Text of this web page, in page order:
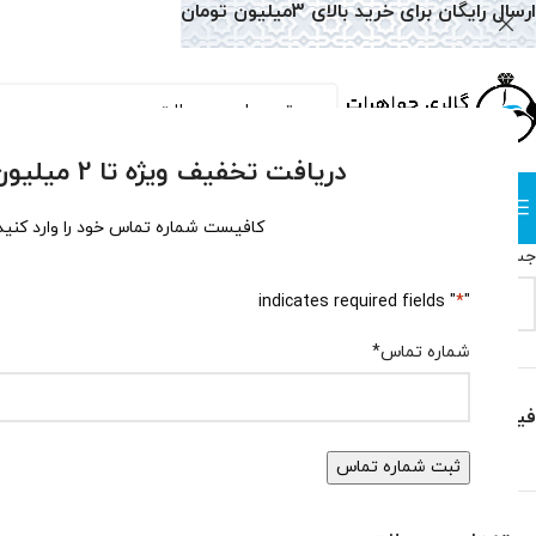
دریافت تخفیف ویژه تا 2 میلیون تومان!
کافیست شماره تماس خود را وارد
"
*
" indicates required fields
شماره تماس*
جستجو
فیلتر بر اساس قیمت
ارسال رایگان برای خرید بالای 3میلیون تومان